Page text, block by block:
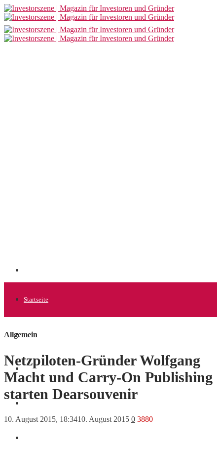
Startseite
Allgemein
Startups
Allgemein
Netzpiloten-Gründer Wolfgang
Macht und Carry-On Publishing
starten Dearsouvenir
10. August 2015, 18:3410. August 2015 0 3880